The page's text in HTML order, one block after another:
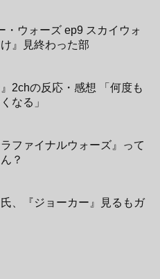
・ウォーズ ep9 スカイウォ
』見終わった部
』2chの反応・感想 「何度も
なる」
ファイナルウォーズ』って
？
氏、『ジョーカー』見るもガ